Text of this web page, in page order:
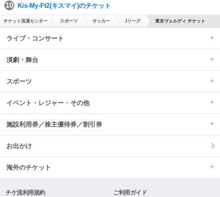
Kis-My-Ft2(キスマイ)のチケット
チケット流通センター スポーツ サッカー Jリーグ 東京ヴェルディ チケット
ライブ・コンサート
演劇・舞台
スポーツ
イベント・レジャー・その他
施設利用券／株主優待券／割引券
お出かけ
海外のチケット
チケ流利用規約 ご利用ガイド